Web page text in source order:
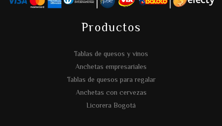
Productos
Tablas de quesos y vinos
Anchetas empresariales
Tablas de quesos para regalar
Anchetas con cervezas
Licorera Bogotá